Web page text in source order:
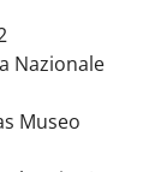
Nazionale
Museo